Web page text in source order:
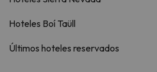
Hoteles Boí Taüll
Últimos hoteles reservados